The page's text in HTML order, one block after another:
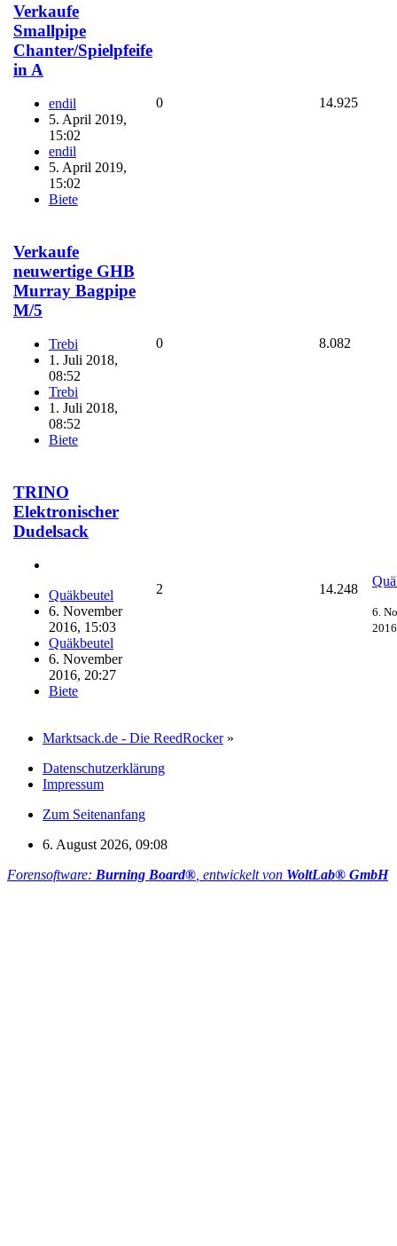
Verkaufe
Smallpipe
Chanter/Spielpfeife
in A
endil
5. April 2019,
15:02
endil
5. April 2019,
15:02
Biete
0 14.925
Verkaufe
neuwertige GHB
Murray Bagpipe
M/5
Trebi
1. Juli 2018,
08:52
Trebi
1. Juli 2018,
08:52
Biete
0 8.082
TRINO
Elektronischer
Dudelsack
Quäkbeutel
6. November
2016, 15:03
Quäkbeutel
6. November
2016, 20:27
Biete
2 14.248
6.
Marktsack.de - Die ReedRocker »
Datenschutzerklärung
Impressum
Zum Seitenanfang
6. August 2026, 09:08
Forensoftware: Burning Board® , entwickelt von WoltLab® GmbH